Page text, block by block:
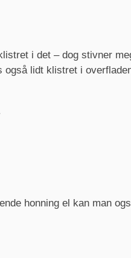
i det – dog stivner
også lidt klistret i
honning el kan man